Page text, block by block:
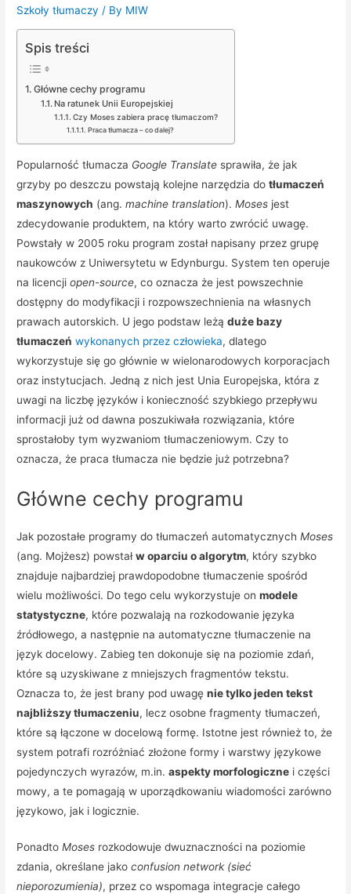
Szkoły tłumaczy / By MIW
Spis treści
Główne cechy programu
Na ratunek Unii Europejskiej
Czy Moses zabiera pracę tłumaczom?
Praca tłumacza – co dalej?
Popularność tłumacza Google Translate sprawiła, że jak
grzyby po deszczu powstają kolejne narzędzia dotłumaczeń
maszynowych (ang.machine translation).Moses jest
zdecydowanie produktem, na który warto zwrócić uwagę.
Powstały w 2005 roku program został napisany przez grupę
naukowców z Uniwersytetu w Edynburgu. System ten operuje
na licencjiopen-source, co oznacza że jest powszechnie
dostępny do modyfikacji i rozpowszechnienia na własnych
prawach autorskich. U jego podstaw leżąduże bazy
tłumaczeń wykonanych przez człowieka, dlatego
wykorzystuje się go głównie w wielonarodowych korporacjach
oraz instytucjach. Jedną z nich jest Unia Europejska, która z
uwagi na liczbę języków i konieczność szybkiego przepływu
informacji już od dawna poszukiwała rozwiązania, które
sprostałoby tym wyzwaniom tłumaczeniowym. Czy to
oznacza, że praca tłumacza nie będzie już potrzebna?
Główne cechy programu
Jak pozostałe programy do tłumaczeń automatycznych Moses
(ang. Mojżesz) powstałw oparciu o algorytm, który szybko
znajduje najbardziej prawdopodobne tłumaczenie spośród
wielu możliwości. Do tego celu wykorzystuje onmodele
statystyczne, które pozwalają na rozkodowanie języka
źródłowego, a następnie na automatyczne tłumaczenie na
język docelowy. Zabieg ten dokonuje się na poziomie zdań,
które są uzyskiwane z mniejszych fragmentów tekstu.
Oznacza to, że jest brany pod uwagęnie tylko jeden tekst
najbliższy tłumaczeniu, lecz osobne fragmenty tłumaczeń,
które są łączone w docelową formę. Istotne jest również to, że
system potrafi rozróżniać złożone formy i warstwy językowe
pojedynczych wyrazów, m.in.aspekty morfologiczne i części
mowy, a te pomagają w uporządkowaniu wiadomości zarówno
językowo, jak i logicznie.
PonadtoMoses rozkodowuje dwuznaczności na poziomie
zdania, określane jakoconfusion network (sieć
nieporozumienia), przez co wspomaga integracje całego